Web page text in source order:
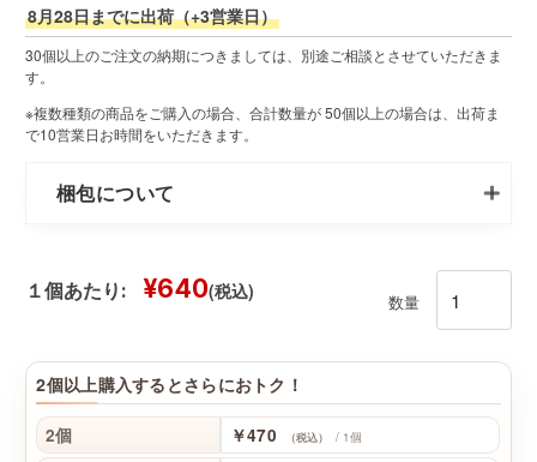
8月28日までに出荷（+3営業日）
30個以上のご注文の納期につきましては、別途ご相談とさせていただきま
す。
※複数種類の商品をご購入の場合、合計数量が 50個以上の場合は、出荷ま
で10営業日お時間をいただきます。
梱包について
１個あたり: ¥640(税込)
数量
2個以上購入するとさらにおトク！
2個 ￥470 （税込） / 1個